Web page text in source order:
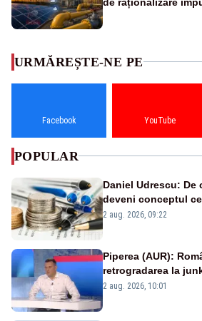
URMĂREȘTE-NE PE
Facebook YouTube
POPULAR
Daniel Udrescu: De
deveni conceptul
viitoare?
2 aug. 2026, 09:22
Piperea (AUR):
retrogradarea la
catastrofă pentru
2 aug. 2026, 10:01